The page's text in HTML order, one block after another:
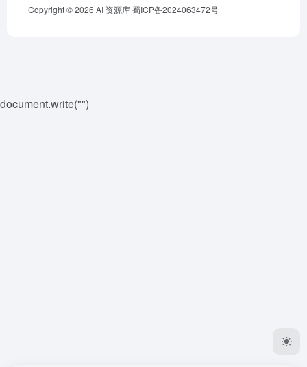
Copyright © 2026 AI 资源库蜀ICP备2024063472号
document.write("")